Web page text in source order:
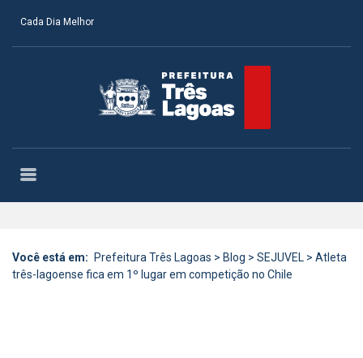
Cada Dia Melhor
Você está em: Prefeitura Três Lagoas > Blog > SEJUVEL > Atleta
três-lagoense fica em 1º lugar em competição no Chile